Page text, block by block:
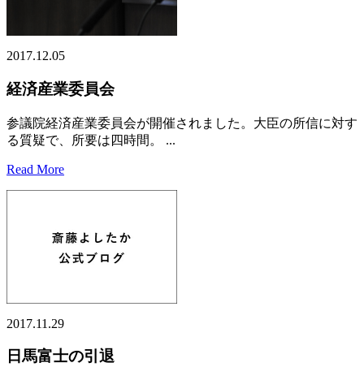
2017.12.05
経済産業委員会
参議院経済産業委員会が開催されました。大臣の所信に対す
る質疑で、所要は四時間。 ...
Read More
2017.11.29
日馬富士の引退